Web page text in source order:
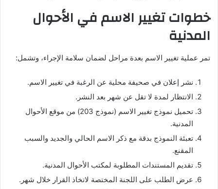
خطوات تغيير الاسم في الأحوال
المدنية
تمر عملية تغيير الاسم بعدة مراحل لضمان سلامة الإجراء، وتشمل:
نشر إعلان في صحيفة محلية عن الرغبة في تغيير الاسم.
الانتظار لمدة لا تقل عن شهر بعد النشر.
تحميل نموذج تغيير الاسم (نموذج 203) من موقع الأحوال
المدنية.
تعبئة النموذج بدقة مع ذكر الاسم الحالي والجديد والسبب
المقنع.
تقديم المستندات المطلوبة لمكتب الأحوال المدنية.
عرض الطلب على اللجنة المختصة لاتخاذ القرار خلال شهر.